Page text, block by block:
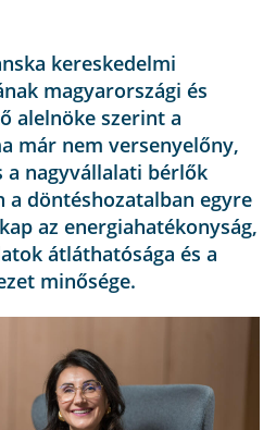
kereskedelmi
magyarországi és
alelnöke szerint a
már nem versenyelőny,
a nagyvállalati bérlők
a döntéshozatalban egyre
az energiahatékonyság,
átláthatósága és a
minősége.